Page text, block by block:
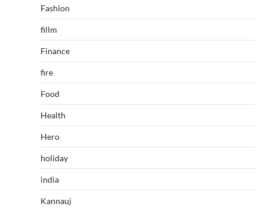
Fashion
fillm
Finance
fire
Food
Health
Hero
holiday
india
Kannauj